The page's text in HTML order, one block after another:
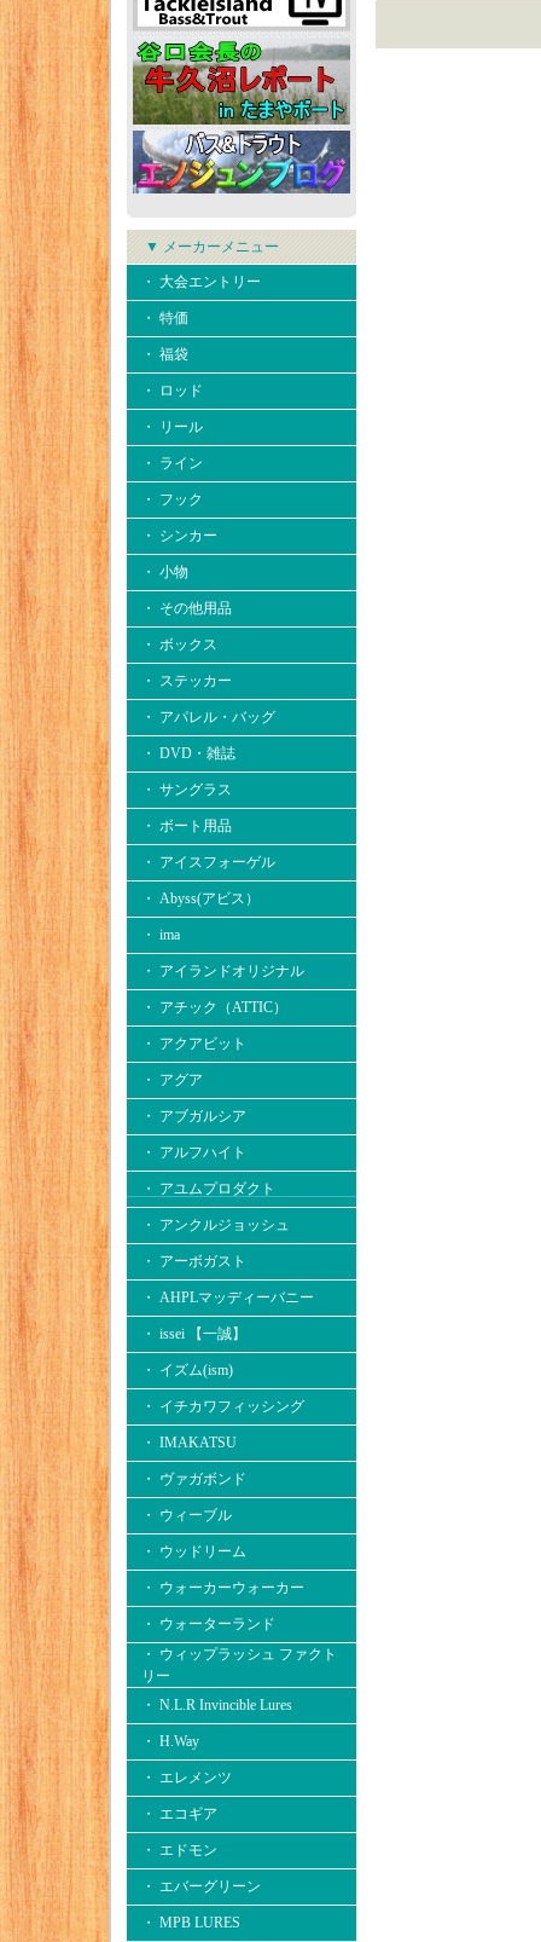
▼ メーカーメニュー
・ 大会エントリー
・ 特価
・ 福袋
・ ロッド
・ リール
・ ライン
・ フック
・ シンカー
・ 小物
・ その他用品
・ ボックス
・ ステッカー
・ アパレル・バッグ
・ DVD・雑誌
・ サングラス
・ ボート用品
・ アイスフォーゲル
・ Abyss(アビス）
・ ima
・ アイランドオリジナル
・ アチック（ATTIC）
・ アクアビット
・ アグア
・ アブガルシア
・ アルフハイト
・ アユムプロダクト
・ アンクルジョッシュ
・ アーボガスト
・ AHPLマッディーバニー
・ issei 【一誠】
・ イズム(ism)
・ イチカワフィッシング
・ IMAKATSU
・ ヴァガボンド
・ ウィーブル
・ ウッドリーム
・ ウォーカーウォーカー
・ ウォーターランド
・ ウィップラッシュ ファクト
リー
・ N.L.R Invincible Lures
・ H.Way
・ エレメンツ
・ エコギア
・ エドモン
・ エバーグリーン
・ MPB LURES